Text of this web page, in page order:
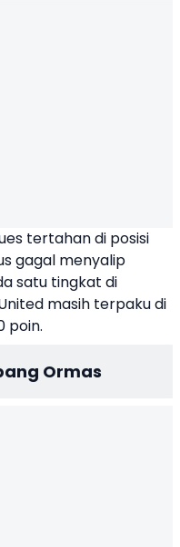
tertahan di posisi
gagal menyalip
satu tingkat di
masih terpaku di
poin.
Ormas